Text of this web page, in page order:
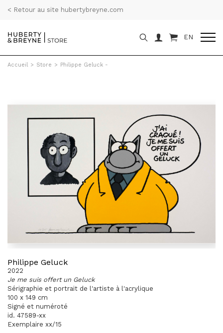
< Retour au site hubertybreyne.com
EN
Accueil > Store > Philippe Geluck -
Philippe Geluck
2022
Je me suis offert un Geluck
Sérigraphie et portrait de l'artiste à l'acrylique
100 x 149 cm
Signé et numéroté
id. 47589-xx
Exemplaire xx/15